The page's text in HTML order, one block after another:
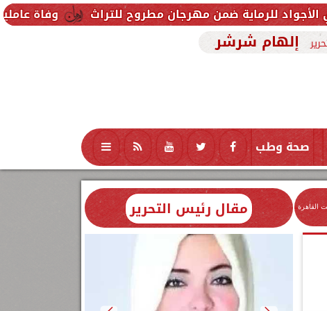
وفاة عاملين متأثرين ضمن مهرجان مطروح للتراث
إلهام شرشر
صحة وطب تكنولوجيا منوعات محافظات
القاهرة مقال رئيس التحرير